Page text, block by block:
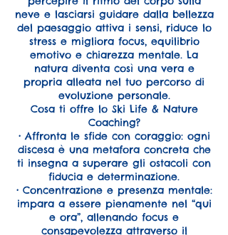
neve e lasciarsi guidare dalla bellezza
del paesaggio attiva i sensi, riduce lo
stress e migliora focus, equilibrio
emotivo e chiarezza mentale. La
natura diventa così una vera e
propria alleata nel tuo percorso di
evoluzione personale.
Cosa ti offre lo Ski Life & Nature
Coaching?
• Affronta le sfide con coraggio: ogni
discesa è una metafora concreta che
ti insegna a superare gli ostacoli con
fiducia e determinazione.
• Concentrazione e presenza mentale:
impara a essere pienamente nel “qui
e ora”, allenando focus e
consapevolezza attraverso il